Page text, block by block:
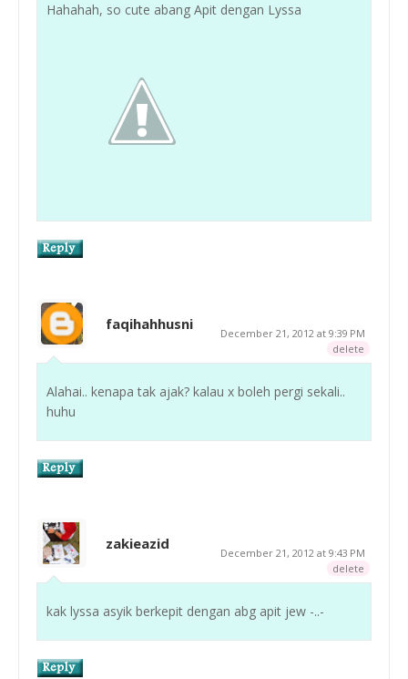
Hahahah, so cute abang Apit dengan Lyssa
faqihahhusni
December 21, 2012 at 9:39 PM
delete
Alahai.. kenapa tak ajak? kalau x boleh pergi sekali..
huhu
zakieazid
December 21, 2012 at 9:43 PM
delete
kak lyssa asyik berkepit dengan abg apit jew -..-